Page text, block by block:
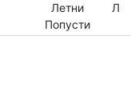
Летни
Попусти